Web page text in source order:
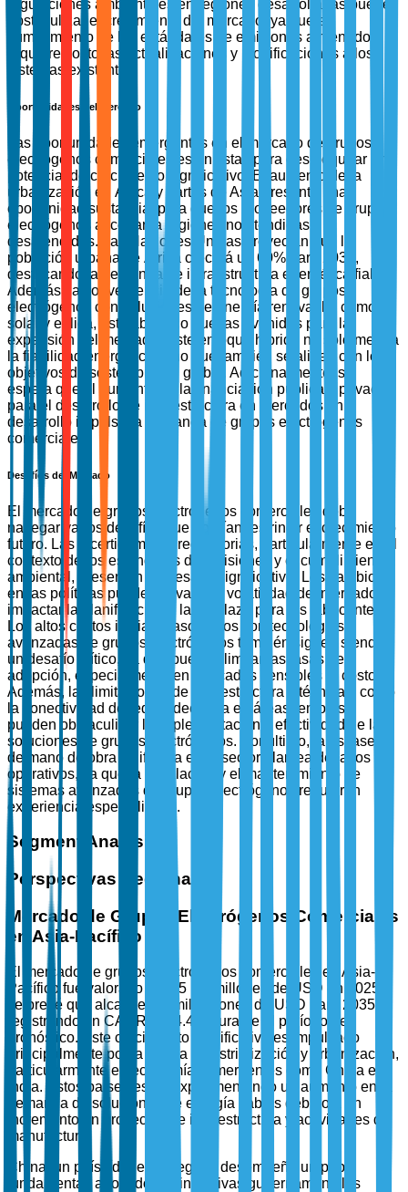
regulaciones ambientales en regiones desarrolladas pueden
obstaculizar el crecimiento del mercado, ya que el
cumplimiento de los estándares de emisiones a menudo
requiere costosas actualizaciones y modificaciones a los
sistemas existentes.
Oportunidades del Mercado
Las oportunidades emergentes en el mercado de grupos
electrógenos comerciales están listas para desbloquear un
potencial de crecimiento significativo. El aumento de la
urbanización en África y partes de Asia presenta una
oportunidad sustancial para que los proveedores de grupos
electrógenos accedan a regiones no atendidas y
desatendidas. Las Naciones Unidas proyectan que la
población urbana de África crecerá un 60% para 2030,
destacando la demanda de infraestructura energética fiable.
Además, la convergencia de la tecnología de grupos
electrógenos con soluciones de energía renovable, como
solar y eólica, está abriendo nuevas avenidas para la
expansión del mercado. Este enfoque híbrido no solo mejora
la fiabilidad energética, sino que también se alinea con los
objetivos de sostenibilidad global. Adicionalmente, se
espera que el aumento de la financiación pública y privada
para el desarrollo de infraestructura en mercados en
desarrollo impulse la demanda de grupos electrógenos
comerciales.
Desafíos del Mercado
El mercado de grupos electrógenos comerciales debe
navegar varios desafíos que podrían restringir el crecimiento
futuro. Las incertidumbres regulatorias, particularmente en el
contexto de los estándares de emisiones y el cumplimiento
ambiental, presentan un desafío significativo. Los cambios
en las políticas pueden llevar a la volatilidad del mercado e
impactar la planificación a largo plazo para los fabricantes.
Los altos costos iniciales asociados con tecnologías
avanzadas de grupos electrógenos también siguen siendo
un desafío crítico, ya que pueden limitar las tasas de
adopción, especialmente en mercados sensibles al costo.
Además, las limitaciones de infraestructura y técnicas, como
la conectividad de red inadecuada en áreas remotas,
pueden obstaculizar la implementación y efectividad de las
soluciones de grupos electrógenos. Por último, la escasez
de mano de obra calificada en el sector plantea desafíos
operativos, ya que la instalación y el mantenimiento de
sistemas avanzados de grupos electrógenos requieren
experiencia especializada.
Segment Analysis
Perspectivas Regionales
Mercado de Grupos Electrógenos Comerciales
en Asia-Pacífico
El mercado de grupos electrógenos comerciales en Asia-
Pacífico fue valorado en 4.5 mil millones de USD en 2025 y
se prevé que alcance 6.9 mil millones de USD para 2035,
registrando un CAGR del 4.4% durante el período de
pronóstico. Este crecimiento significativo es impulsado
principalmente por la rápida industrialización y urbanización,
particularmente en economías emergentes como China e
India. Estos países están experimentando un aumento en la
demanda de soluciones de energía fiables debido a un
incremento en proyectos de infraestructura y actividades de
manufactura.
China, un país líder en la región, desempeña un papel
fundamental, apoyado por iniciativas gubernamentales